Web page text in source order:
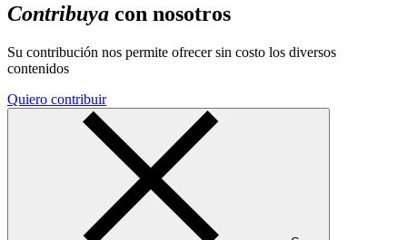
Contribuya con nosotros
Su contribución nos permite ofrecer sin costo los diversos
contenidos
Quiero contribuir